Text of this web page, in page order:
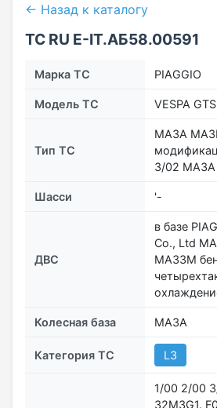
← Назад к каталогу
ТС RU Е-IT.АБ58.00591
Марка ТС PIAGGIO
Модель ТС VESPA GTS
Тип ТС
MA3A
3/02
Шасси '-
ДВС
в базе
Co., Ltd
MA33M
Колесная база MA3A
Категория ТС L3
1/00 2/00
32M3G1.